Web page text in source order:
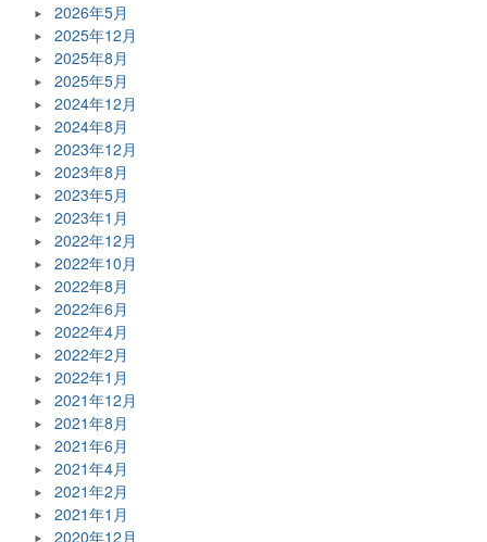
2026年5月
2025年12月
2025年8月
2025年5月
2024年12月
2024年8月
2023年12月
2023年8月
2023年5月
2023年1月
2022年12月
2022年10月
2022年8月
2022年6月
2022年4月
2022年2月
2022年1月
2021年12月
2021年8月
2021年6月
2021年4月
2021年2月
2021年1月
2020年12月